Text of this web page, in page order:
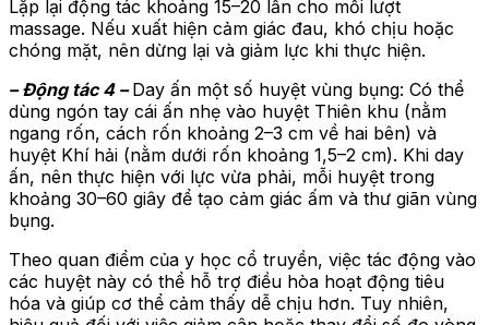
Lặp lại động tác khoảng 15–20 lần cho mỗi lượt
massage. Nếu xuất hiện cảm giác đau, khó chịu hoặc
chóng mặt, nên dừng lại và giảm lực khi thực hiện.
– Động tác 4 –Day ấn một số huyệt vùng bụng: Có thể
dùng ngón tay cái ấn nhẹ vào huyệt Thiên khu (nằm
ngang rốn, cách rốn khoảng 2–3 cm về hai bên) và
huyệt Khí hải (nằm dưới rốn khoảng 1,5–2 cm). Khi day
ấn, nên thực hiện với lực vừa phải, mỗi huyệt trong
khoảng 30–60 giây để tạo cảm giác ấm và thư giãn vùng
bụng.
Theo quan điểm của y học cổ truyền, việc tác động vào
các huyệt này có thể hỗ trợ điều hòa hoạt động tiêu
hóa và giúp cơ thể cảm thấy dễ chịu hơn. Tuy nhiên,